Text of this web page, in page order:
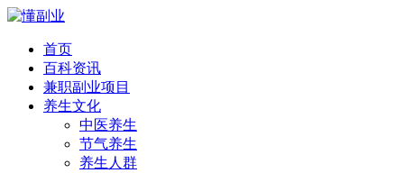
首页
百科资讯
兼职副业项目
养生文化
中医养生
节气养生
养生人群